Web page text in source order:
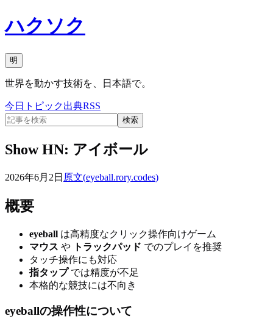
ハクソク
明
世界を動かす技術を、日本語で。
今日 トピック出典RSS
検索
Show HN: アイボール
2026年6月2日 原文(eyeball.rory.codes)
概要
eyeball は高精度なクリック操作向けゲーム
マウス や トラックパッド でのプレイを推奨
タッチ操作にも対応
指タップでは精度が不足
本格的な競技には不向き
eyeballの操作性について